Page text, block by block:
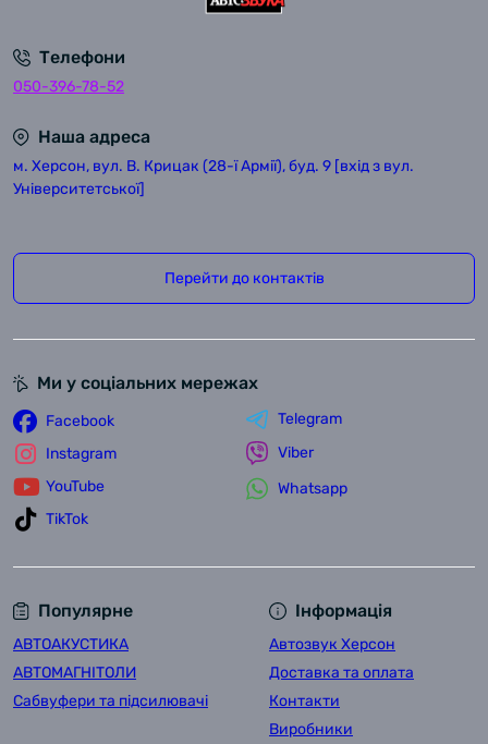
Телефони
050-396-78-52
Наша адреса
м. Херсон, вул. В. Крицак (28-ї Армії), буд. 9 [вхід з вул.
Університетської]
Перейти до контактів
Популярне
АВТОАКУСТИКА
АВТОМАГНІТОЛИ
Сабвуфери та підсилювачі
Інформація
Автозвук Херсон
Доставка та оплата
Контакти
Виробники
Ми у соціальних мережах
Facebook
Instagram
YouTube
TikTok
Telegram
Viber
Whatsapp